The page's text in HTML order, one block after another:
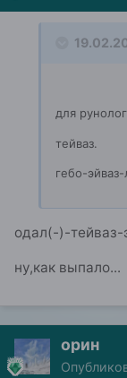
для
тейваз.
гебо-эйваз-
одал(-)-тейваз-
ну,как выпало...
орин